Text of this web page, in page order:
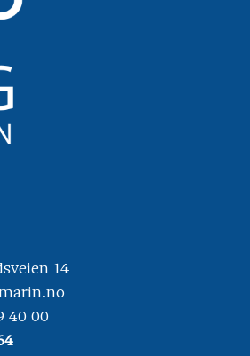
14
40 00